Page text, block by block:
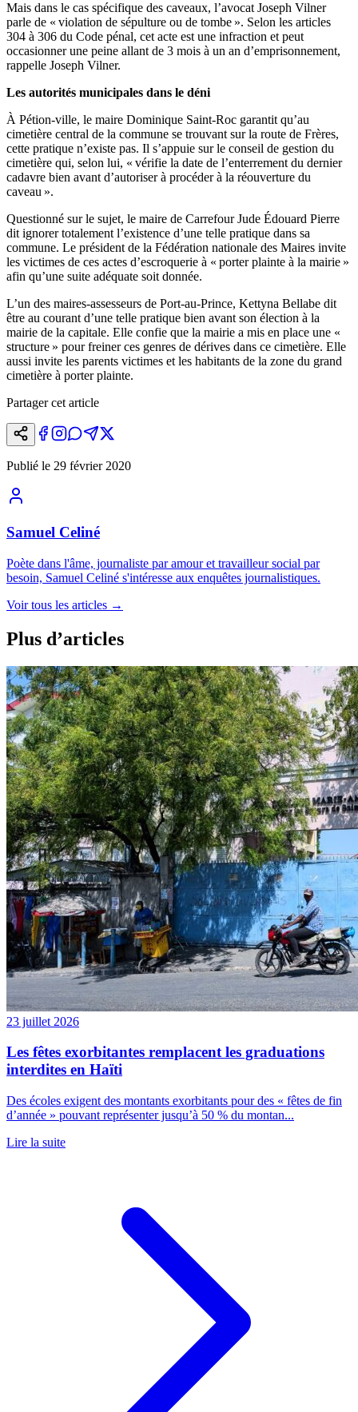
Mais dans le cas spécifique des caveaux, l’avocat Joseph Vilner
parle de « violation de sépulture ou de tombe ». Selon les articles
304 à 306 du Code pénal, cet acte est une infraction et peut
occasionner une peine allant de 3 mois à un an d’emprisonnement,
rappelle Joseph Vilner.
Les autorités municipales dans le déni
À Pétion-ville, le maire Dominique Saint-Roc garantit qu’au
cimetière central de la commune se trouvant sur la route de Frères,
cette pratique n’existe pas. Il s’appuie sur le conseil de gestion du
cimetière qui, selon lui, « vérifie la date de l’enterrement du dernier
cadavre bien avant d’autoriser à procéder à la réouverture du
caveau ».
Questionné sur le sujet, le maire de Carrefour Jude Édouard Pierre
dit ignorer totalement l’existence d’une telle pratique dans sa
commune. Le président de la Fédération nationale des Maires invite
les victimes de ces actes d’escroquerie à « porter plainte à la mairie »
afin qu’une suite adéquate soit donnée.
L’un des maires-assesseurs de Port-au-Prince, Kettyna Bellabe dit
être au courant d’une telle pratique bien avant son élection à la
mairie de la capitale. Elle confie que la mairie a mis en place une «
structure » pour freiner ces genres de dérives dans ce cimetière. Elle
aussi invite les parents victimes et les habitants de la zone du grand
cimetière à porter plainte.
Partager cet article
Publié le 29 février 2020
Samuel Celiné
Poète dans l'âme, journaliste par amour et travailleur social par
besoin, Samuel Celiné s'intéresse aux enquêtes journalistiques.
Voir tous les articles →
Plus d’articles
23 juillet 2026
Les fêtes exorbitantes remplacent les graduations
interdites en Haïti
Des écoles exigent des montants exorbitants pour des « fêtes de fin
d’année » pouvant représenter jusqu’à 50 % du montan...
Lire la suite